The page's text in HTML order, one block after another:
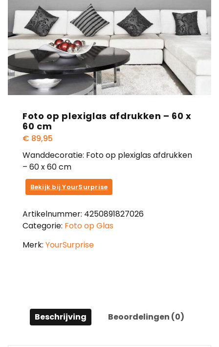
Foto op plexiglas afdrukken – 60 x
60 cm
€ 89,95
Wanddecoratie: Foto op plexiglas afdrukken
– 60 x 60 cm
Bekijk bij YourSurprise
Artikelnummer: 4250891827026
Categorie: Foto op Glas
Merk: YourSurprise
Beschrijving Beoordelingen (0)